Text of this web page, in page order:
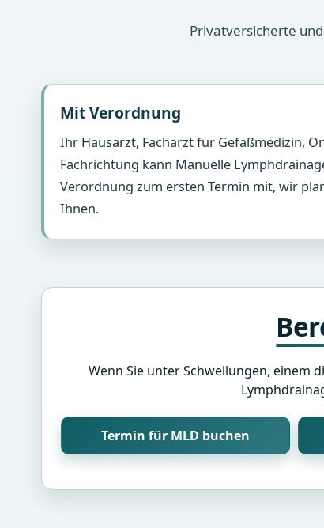
Privatversicherte
Mit Verordnung
Ihr Hausarzt, Facharzt für Gefäßmedizin,
Fachrichtung kann Manuelle
Verordnung zum ersten Termin mit, wir
Ihnen.
Wenn Sie unter Schwellungen, einem
Termin für MLD buchen